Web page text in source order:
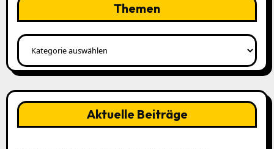
Themen
Themen
Aktuelle Beiträge